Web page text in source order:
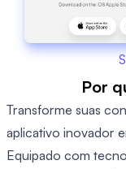
Por
Transforme suas
aplicativo inovador
Equipado com